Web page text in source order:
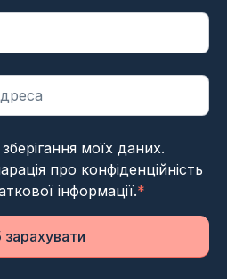
моїх даних.
про конфіденційність
інформації.*